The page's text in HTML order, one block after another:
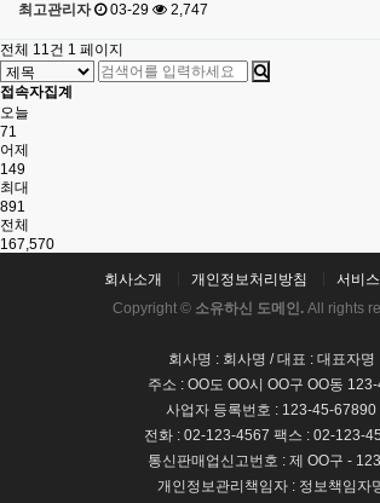
최고관리자
03-29 2,747
전체 11건 1 페이지
접속자집계
오늘
71
어제
149
최대
891
전체
167,570
회사소개 개인정보처리방침
서비
Copyright © 소유하신 도메인. All rights
회사명 : 회사명 / 대표 : 대표자명
주소 : OO도 OO시 OO구 OO동
사업자 등록번호 : 123-45-67890
전화 : 02-123-4567 팩스 : 02-123-
통신판매업신고번호 : 제 OO구 -
개인정보관리책임자 : 정보책임자